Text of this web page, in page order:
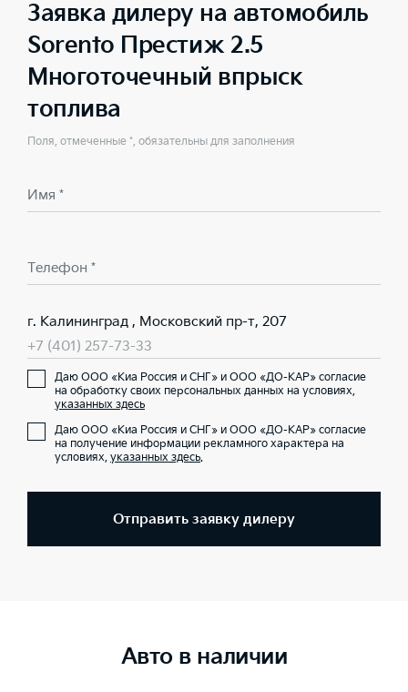
Заявка дилеру на автомобиль
Sorento Престиж 2.5
Многоточечный впрыск
топлива
Поля, отмеченные *, обязательны для заполнения
Имя *
Телефон *
г. Калининград , Московский пр-т, 207
+7 (401) 257-73-33
Даю ООО «Киа Россия и СНГ» и ООО «ДО-КАР» согласие
на обработку своих персональных данных на условиях,
указанных здесь
Даю ООО «Киа Россия и СНГ» и ООО «ДО-КАР» согласие
на получение информации рекламного характера на
условиях, указанных здесь.
Отправить заявку дилеру
Авто в наличии